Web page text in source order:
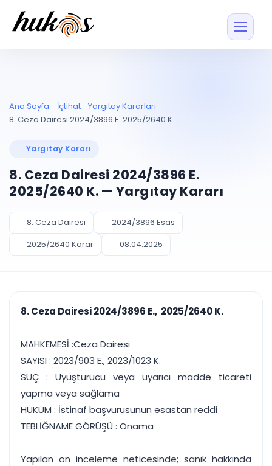
Entegrasyonu
UYAP ile otomatik
UYAP Evrak
Entegrasyonu
UETS Entegrasyonu
Tebligatları anında
Müvekkil ve taraf
Vekalet
PLANLAMA & TAKİP
Pano ve Takip
Duruşma ve görev
takvimi
Bildirim
takibi
Tek panelde uçtan uca yönetim
UYAP & UETS entegrasyonundan finansa, hepsi bir arada.
Tüm özellikleri inceleyin Ücretsiz Başlayın
Blog
Ücretsiz Başlayın Giriş Yap
Ana Sayfa İçtihat
Yargıtay Kararları
8. Ceza Dairesi 2024/3896 E. 2025/2640 K.
Yargıtay Kararı
8. Ceza Dairesi 2024/3896 E.
2025/2640 K. — Yargıtay Kararı
8. Ceza Dairesi
2024/3896 Esas
2025/2640 Karar
08.04.2025
8. Ceza Dairesi 2024/3896 E., 2025/2640 K.
MAHKEMESİ :Ceza Dairesi
SAYISI : 2023/903 E., 2023/1023 K.
SUÇ : Uyuşturucu veya uyarıcı madde ticareti
yapma veya sağlama
HÜKÜM : İstinaf başvurusunun esastan reddi
TEBLİĞNAME GÖRÜŞÜ : Onama
Yapılan ön inceleme neticesinde; sanık hakkında